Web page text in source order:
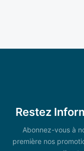
Restez
Abonnez-vous à
première nos